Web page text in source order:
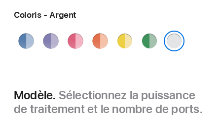
Coloris - Argent
Bleu Violet Rose OrangeJaune Vert
Modèle. Sélectionnez la puissance
de traitement et le nombre de ports.